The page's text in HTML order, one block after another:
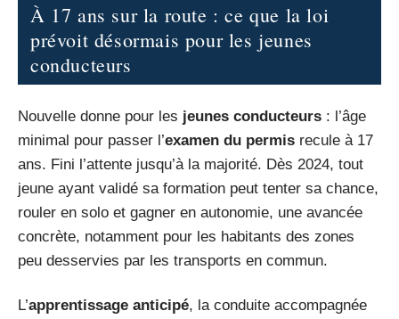
À 17 ans sur la route : ce que la loi
prévoit désormais pour les jeunes
conducteurs
Nouvelle donne pour les jeunes conducteurs : l’âge
minimal pour passer l’examen du permis recule à 17
ans. Fini l’attente jusqu’à la majorité. Dès 2024, tout
jeune ayant validé sa formation peut tenter sa chance,
rouler en solo et gagner en autonomie, une avancée
concrète, notamment pour les habitants des zones
peu desservies par les transports en commun.
L’apprentissage anticipé, la conduite accompagnée